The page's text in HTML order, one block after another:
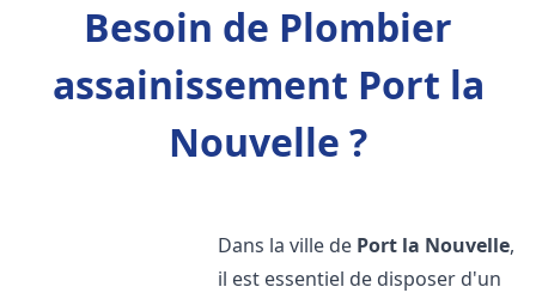
Besoin de Plombier
assainissement Port la
Nouvelle ?
Dans la ville de Port la Nouvelle,
il est essentiel de disposer d'un